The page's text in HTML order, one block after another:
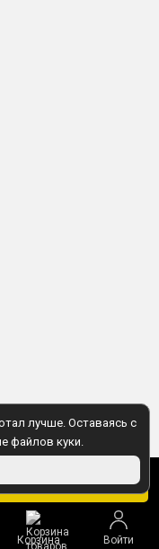
Корзина
Войти
В корзину
лучше. Оставаясь с
файлов куки.